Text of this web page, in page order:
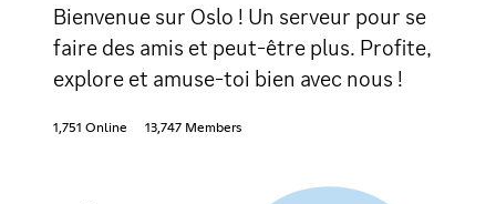
Bienvenue sur Oslo ! Un serveur pour se
faire des amis et peut-être plus. Profite,
explore et amuse-toi bien avec nous !
1,751 Online 13,747 Members